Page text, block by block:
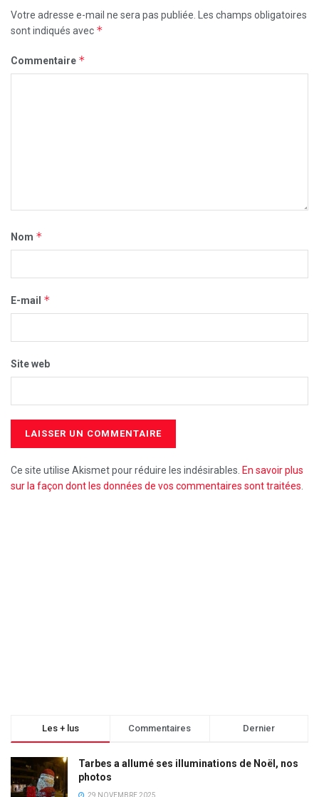
Votre adresse e-mail ne sera pas publiée. Les champs obligatoires
sont indiqués avec *
Commentaire *
Nom *
E-mail *
Site web
Ce site utilise Akismet pour réduire les indésirables. En savoir plus
sur la façon dont les données de vos commentaires sont traitées
Les + lus Commentaires Dernier
Tarbes a allumé ses illuminations de Noël, nos
photos
29 NOVEMBRE 2025